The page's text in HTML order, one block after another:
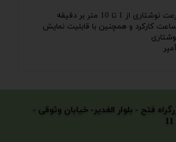
1 تا 10 متر بر دقیقه
کارکرد و همچنین با قابلیت نمایش
- کیلومتر 5 بزرگراه فتح - بلوار الغدیر- خیابان وثوقی -